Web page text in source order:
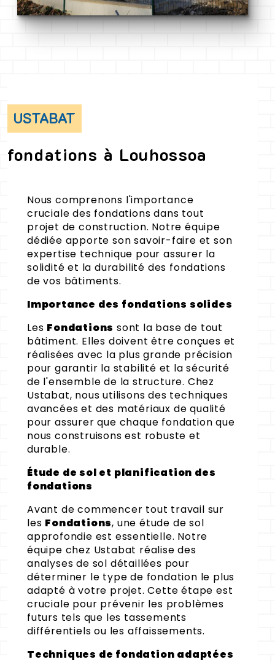
USTABAT
fondations à Louhossoa
Nous comprenons l'importance
cruciale des fondations dans tout
projet de construction. Notre équipe
dédiée apporte son savoir-faire et son
expertise technique pour assurer la
solidité et la durabilité des fondations
de vos bâtiments.
Importance des fondations solides
Les Fondations sont la base de tout
bâtiment. Elles doivent être conçues et
réalisées avec la plus grande précision
pour garantir la stabilité et la sécurité
de l'ensemble de la structure. Chez
Ustabat, nous utilisons des techniques
avancées et des matériaux de qualité
pour assurer que chaque fondation que
nous construisons est robuste et
durable.
Étude de sol et planification des
fondations
Avant de commencer tout travail sur
les Fondations, une étude de sol
approfondie est essentielle. Notre
équipe chez Ustabat réalise des
analyses de sol détaillées pour
déterminer le type de fondation le plus
adapté à votre projet. Cette étape est
cruciale pour prévenir les problèmes
futurs tels que les tassements
différentiels ou les affaissements.
Techniques de fondation adaptées